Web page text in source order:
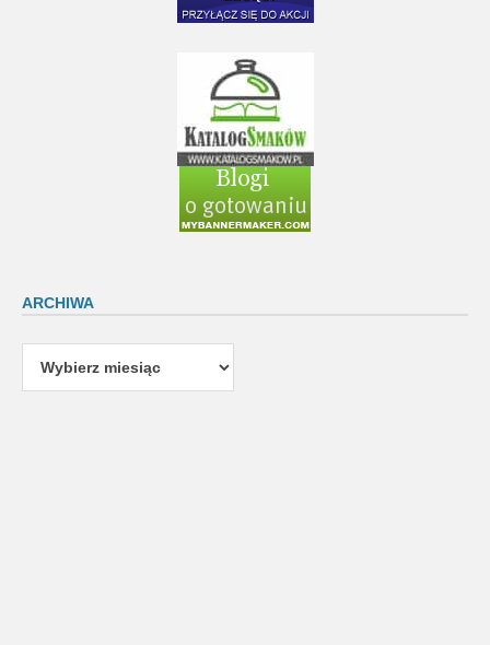
ARCHIWA
Archiwa